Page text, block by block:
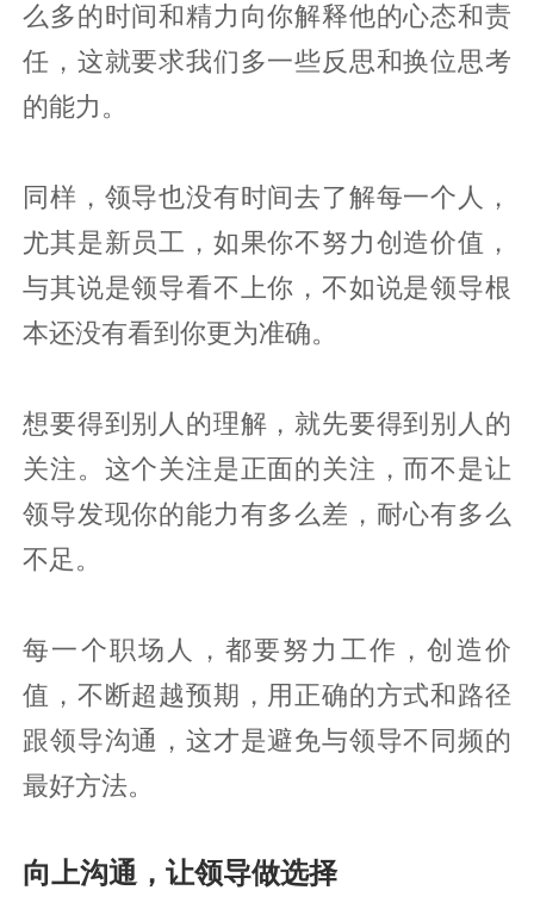
么多的时间和精力向你解释他的心态和责
任，这就要求我们多一些反思和换位思考
的能力。
同样，领导也没有时间去了解每一个人，
尤其是新员工，如果你不努力创造价值，
与其说是领导看不上你，不如说是领导根
本还没有看到你更为准确。
想要得到别人的理解，就先要得到别人的
关注。这个关注是正面的关注，而不是让
领导发现你的能力有多么差，耐心有多么
不足。
每一个职场人，都要努力工作，创造价
值，不断超越预期，用正确的方式和路径
跟领导沟通，这才是避免与领导不同频的
最好方法。
向上沟通，让领导做选择